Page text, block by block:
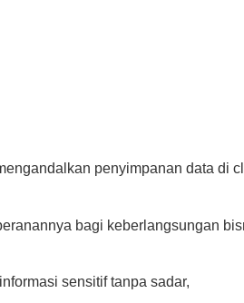
penyimpanan data di
bagi keberlangsungan
sensitif tanpa sadar,